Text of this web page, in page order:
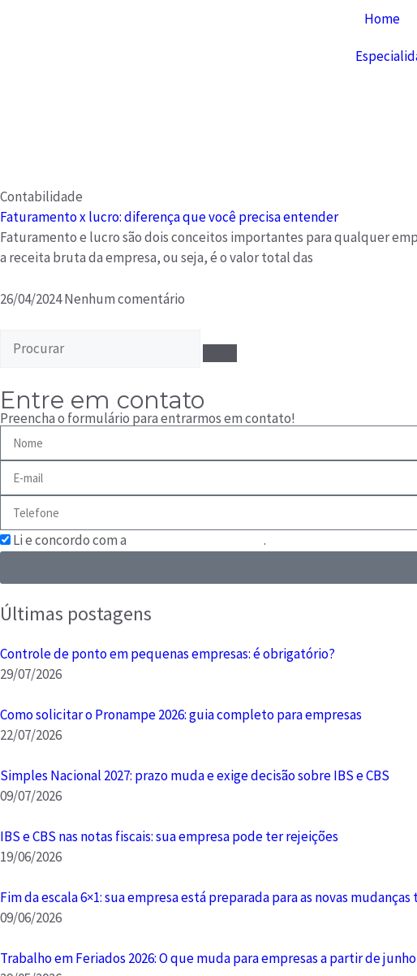
Home
Contabilidade
Faturamento x lucro: diferença que você precisa entender
Faturamento e lucro são dois conceitos importantes para qualquer
a receita bruta da empresa, ou seja, é o valor total das
26/04/2024Nenhum comentário
Entre em contato
Preencha o formulário para entrarmos em contato!
Li e concordo com a .
Últimas postagens
Controle de ponto em pequenas empresas: é obrigatório?
29/07/2026
Como solicitar o Pronampe 2026: guia completo para empresas
22/07/2026
Simples Nacional 2027: prazo muda e exige decisão sobre IBS e CBS
09/07/2026
IBS e CBS nas notas fiscais: sua empresa pode ter rejeições
19/06/2026
Fim da escala 6×1: sua empresa está preparada para as novas
09/06/2026
Trabalho em Feriados 2026: O que muda para empresas a partir de junho